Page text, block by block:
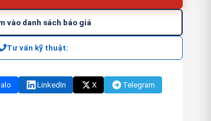
vào danh sách báo giá
Tư vấn kỹ thuật:
LinkedIn X Telegram